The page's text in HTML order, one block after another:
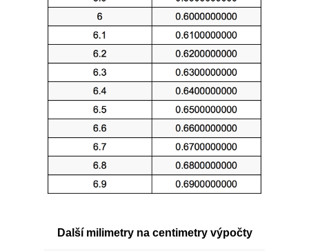
Další milimetry na centimetry výpočty